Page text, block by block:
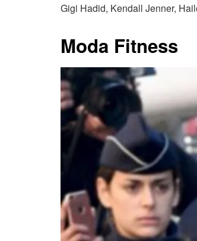
Gigi Hadid, Kendall Jenner,
Moda Fitness